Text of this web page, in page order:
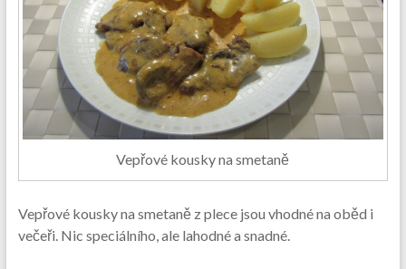
Vepřové kousky na smetaně
Vepřové kousky na smetaně z plece jsou vhodné na oběd i
večeři. Nic speciálního, ale lahodné a snadné.